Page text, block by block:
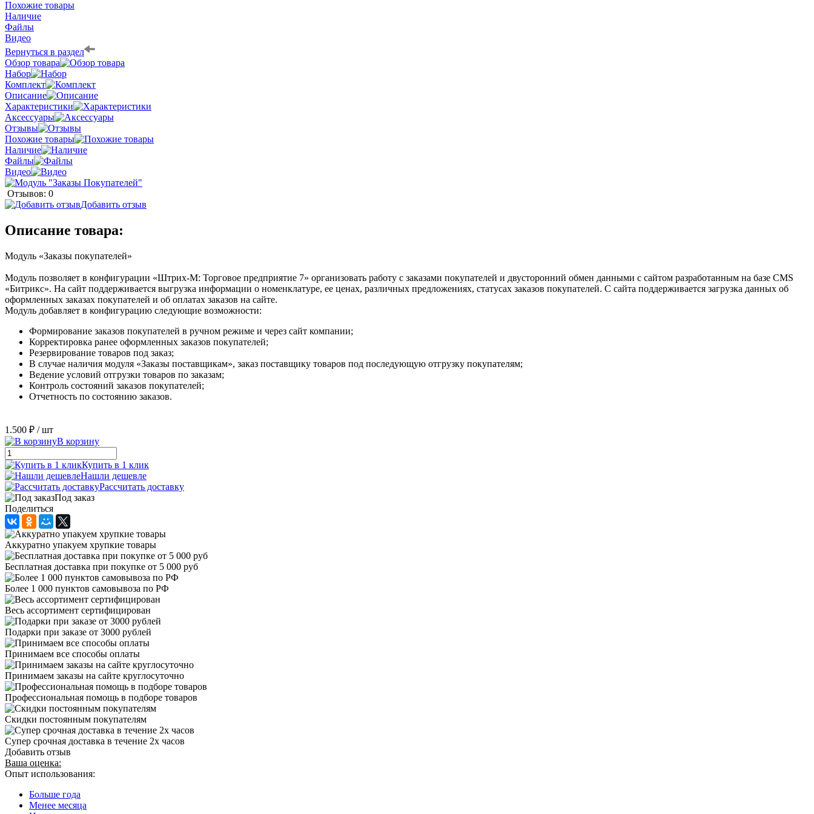
Похожие товары
Наличие
Файлы
Видео
Вернуться в раздел
Обзор товара
Набор
Комплект
Описание
Характеристики
Аксессуары
Отзывы
Похожие товары
Наличие
Файлы
Видео
Отзывов: 0
Добавить отзыв
Описание товара:
Модуль «Заказы покупателей»
Модуль позволяет в конфигурации «Штрих-М: Торговое предприятие 7» организовать работу с заказами покупателей и двусторонний обмен данными с сайтом разработанным на базе CMS
«Битрикс». На сайт поддерживается выгрузка информации о номенклатуре, ее ценах, различных предложениях, статусах заказов покупателей. С сайта поддерживается загрузка данных об
оформленных заказах покупателей и об оплатах заказов на сайте.
Модуль добавляет в конфигурацию следующие возможности:
Формирование заказов покупателей в ручном режиме и через сайт компании;
Корректировка ранее оформленных заказов покупателей;
Резервирование товаров под заказ;
В случае наличия модуля «Заказы поставщикам», заказ поставщику товаров под последующую отгрузку покупателям;
Ведение условий отгрузки товаров по заказам;
Контроль состояний заказов покупателей;
Отчетность по состоянию заказов.
1.500 ₽ / шт
В корзину
Купить в 1 клик
Нашли дешевле
Рассчитать доставку
Под заказ
Поделиться
Аккуратно упакуем хрупкие товары
Бесплатная доставка при покупке от 5 000 руб
Более 1 000 пунктов самовывоза по РФ
Весь ассортимент сертифицирован
Подарки при заказе от 3000 рублей
Принимаем все способы оплаты
Принимаем заказы на сайте круглосуточно
Профессиональная помощь в подборе товаров
Скидки постоянным покупателям
Супер срочная доставка в течение 2х часов
Добавить отзыв
Ваша оценка:
Опыт использования:
Больше года
Менее месяца